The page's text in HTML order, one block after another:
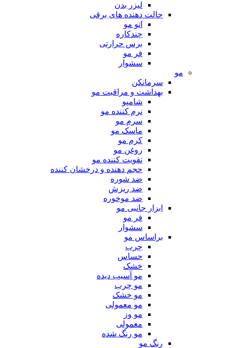
لیزر بدن
حالت دهنده های برقی
اتو مو
چندکاره
برس حرارتی
فر مو
سشوار
مو
سرمانکن
بهداشت و مراقبت مو
شامپو
نرم کننده مو
سرم مو
ماسک مو
کرم مو
روغن مو
تقویت کننده مو
حجم دهنده و درخشان کننده
ضد شوره
ضد ریزش
ضد موخوره
ابزار جانبی مو
فر مو
سشوار
براساس مو
چرب
حساس
خشک
مو آسیب دیده
مو چرب
مو خشک
مو معمولی
مو وز
معمولی
مو رنگ شده
رنگ مو